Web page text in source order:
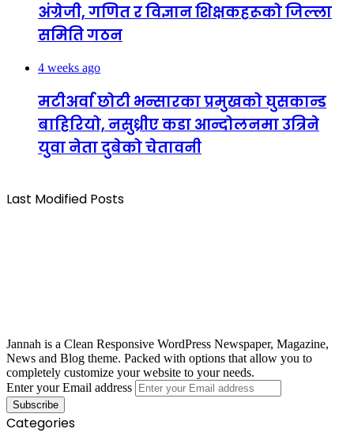
अंग्रेजी, गणित र विज्ञान शिक्षकहरूको जिल्ला
समिति गठन
4 weeks ago
मटीअर्वा छोटी भन्सारका प्रमुखको घुसकान्ड
बाहिरियो, नसुध्रीए कडा आन्दोलनमा उत्रिने
युवा नेता दुबेको चेतावनी
Last Modified Posts
Jannah is a Clean Responsive WordPress Newspaper, Magazine,
News and Blog theme. Packed with options that allow you to
completely customize your website to your needs.
Enter your Email address
Categories